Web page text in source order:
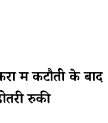
में कटौती के बाद
रुकी